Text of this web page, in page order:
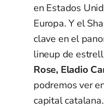
en Estados
Europa. Y el
clave en el
lineup de
Rose, Eladio
podremos ver
capital catalana.